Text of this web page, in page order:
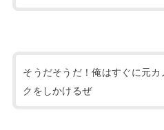
そうだそうだ！俺はすぐに元カ
クをしかけるぜ